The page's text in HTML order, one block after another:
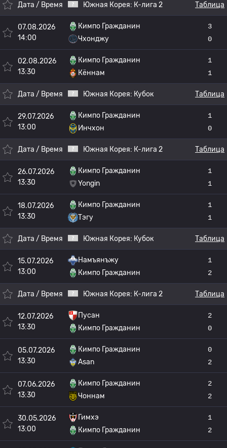
Дата / Время Южная Корея: К-лига 2 Таблица
07.08.2026
14:00
Кимпо Гражданин
Чхонджу
3
0
02.08.2026
13:30
Кимпо Гражданин
Кённам
1
1
Дата / Время Южная Корея: Кубок Таблица
29.07.2026
13:00
Кимпо Гражданин
Инчхон
1
0
Дата / Время Южная Корея: К-лига 2 Таблица
26.07.2026
13:30
Кимпо Гражданин
Yongin
1
1
18.07.2026
13:30
Кимпо Гражданин
Тэгу
1
1
Дата / Время Южная Корея: Кубок Таблица
15.07.2026
13:00
Намъянъжу
Кимпо Гражданин
1
2
Дата / Время Южная Корея: К-лига 2 Таблица
12.07.2026
13:30
Пусан
Кимпо Гражданин
2
0
05.07.2026
13:30
Кимпо Гражданин
Asan
0
2
07.06.2026
13:30
Кимпо Гражданин
Чоннам
2
2
30.05.2026
13:00
Гимхэ
Кимпо Гражданин
1
2